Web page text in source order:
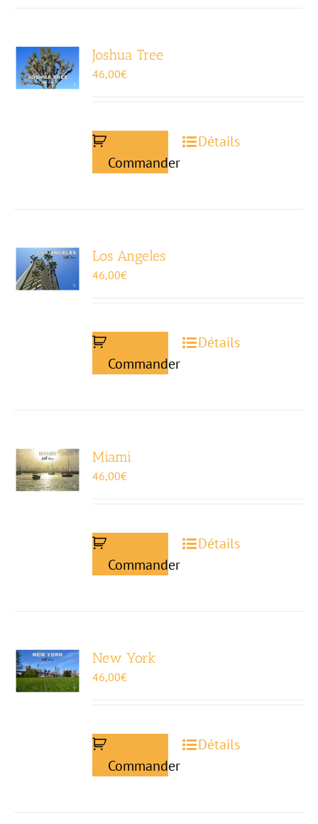
Joshua Tree
46,00€
Commander
Détails
Los Angeles
46,00€
Commander
Détails
Miami
46,00€
Commander
Détails
New York
46,00€
Commander
Détails